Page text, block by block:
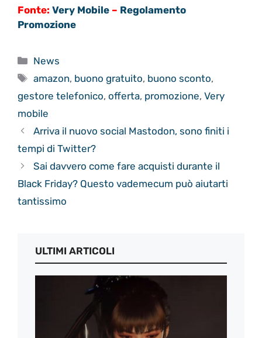
Fonte: Very Mobile – Regolamento
Promozione
Categorie
News
Tag
amazon, buono gratuito, buono sconto,
gestore telefonico, offerta, promozione, Very
mobile
Arriva il nuovo social Mastodon, sono finiti i
tempi di Twitter?
Sai davvero come fare acquisti durante il
Black Friday? Questo vademecum può aiutarti
tantissimo
ULTIMI ARTICOLI